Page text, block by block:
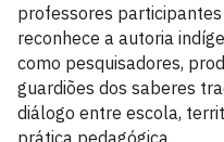
professores
reconhece a autoria
como pesquisadores,
guardiões dos saberes
diálogo entre escola,
prática pedagógica.